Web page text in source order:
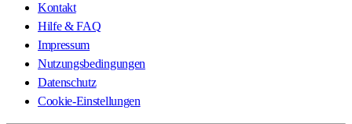
Kontakt
Hilfe & FAQ
Impressum
Nutzungsbedingungen
Datenschutz
Cookie-Einstellungen